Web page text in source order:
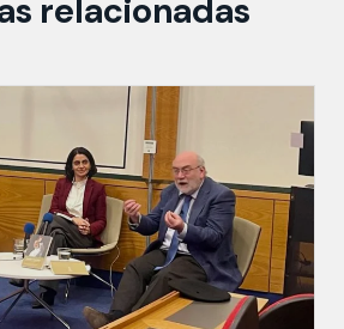
relacionadas